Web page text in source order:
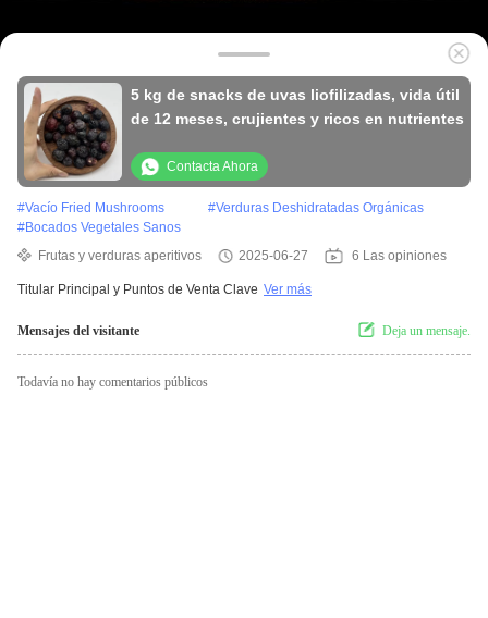
5 kg de snacks de uvas liofilizadas, vida útil
de 12 meses, crujientes y ricos en nutrientes
Contacta Ahora
#Vacío Fried Mushrooms #Verduras Deshidratadas Orgánicas
#Bocados Vegetales Sanos
Frutas y verduras aperitivos
2025-06-27 6 Las opiniones
Titular Principal y Puntos de Venta Clave Ver más
Mensajes del visitante Deja un mensaje.
Todavía no hay comentarios públicos